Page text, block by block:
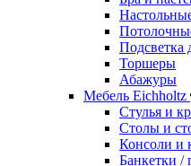
Подсветка
Торшеры
Абажуры
Мебель Eichholtz
Стулья и
Столы и
Консоли и
Банкетки /